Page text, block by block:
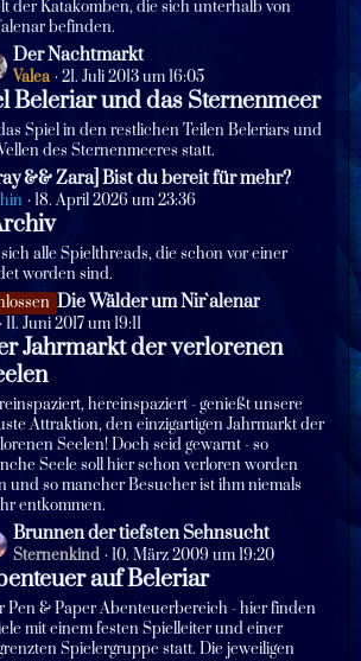
der Katakomben, die sich unterhalb von
befinden.
Der Nachtmarkt
Valea 21. Juli 2013 um 16:05
Beleriar und das Sternenmeer
Spiel in den restlichen Teilen Beleriars und
des Sternenmeeres statt.
&& Zara] Bist du bereit für mehr?
18. April 2026 um 23:36
alle Spielthreads, die schon vor einer
worden sind.
Die Wälder um Nir`alenar
11. Juni 2017 um 19:11
Jahrmarkt der verlorenen
hereinspaziert - genießt unsere
Attraktion, den einzigartigen Jahrmarkt der
Seelen! Doch seid gewarnt - so
Seele soll hier schon verloren worden
und so mancher Besucher ist ihm niemals
entkommen.
Brunnen der tiefsten Sehnsucht
Sternenkind 10. März 2009 um 19:20
auf Beleriar
Pen & Paper Abenteuerbereich - hier finden
mit einem festen Spielleiter und einer
Spielergruppe statt. Die jeweiligen